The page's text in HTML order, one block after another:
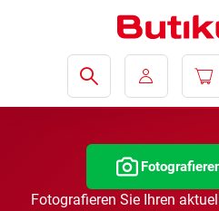
Fotografieren Sie Ihren